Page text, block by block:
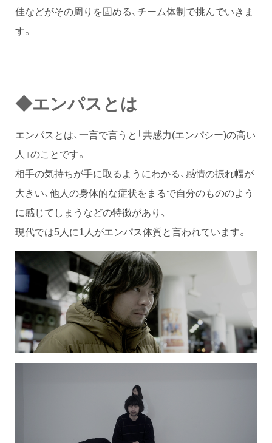
佳などがその周りを固める、チーム体制で挑んでいきま
す。
◆エンパスとは
エンパスとは、一言で言うと「共感力(エンパシー)の高い
人」のことです。
相手の気持ちが手に取るようにわかる、感情の振れ幅が
大きい、他人の身体的な症状をまるで自分のもののよう
に感じてしまうなどの特徴があり、
現代では5人に1人がエンパス体質と言われています。